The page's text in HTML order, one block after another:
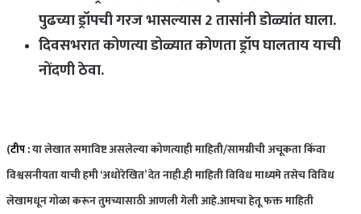
पुढच्या ड्रॉपची गरज भासल्यास 2 तासांनी डोळ्यांत घाला.
दिवसभरात कोणत्या डोळ्यात कोणता ड्रॉप घालताय याची
नोंदणी ठेवा.
(टीप :या लेखात समाविष्ट असलेल्या कोणत्याही माहिती/सामग्रीची अचूकता किंवा
विश्वसनीयता याची हमी ‘अधोरेखित’ देत नाही.ही माहिती विविध माध्यमे तसेच विविध
लेखामधून गोळा करून तुमच्यासाठी आणली गेली आहे.आमचा हेतू फक्त माहिती